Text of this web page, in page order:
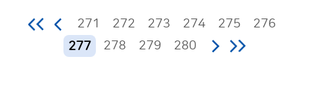
271 272 273 274 275
276
277
278 279 280